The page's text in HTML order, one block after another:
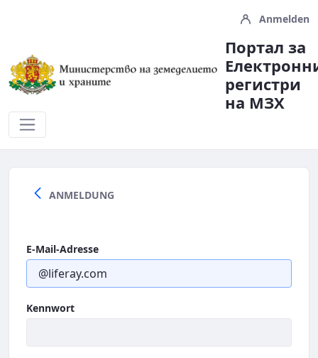
Anmelden
Портал за
регистри
на МЗX
registerservices
ANMELDUNG
E-Mail-Adresse
Kennwort